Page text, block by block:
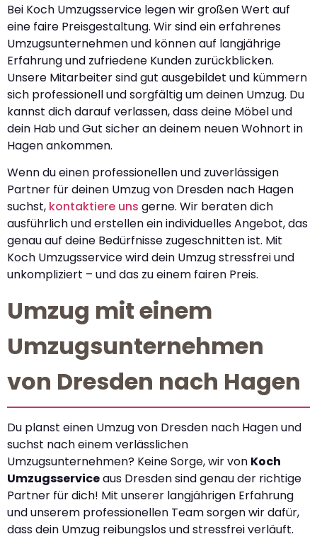
Bei Koch Umzugsservice legen wir großen Wert auf
eine faire Preisgestaltung. Wir sind ein erfahrenes
Umzugsunternehmen und können auf langjährige
Erfahrung und zufriedene Kunden zurückblicken.
Unsere Mitarbeiter sind gut ausgebildet und kümmern
sich professionell und sorgfältig um deinen Umzug. Du
kannst dich darauf verlassen, dass deine Möbel und
dein Hab und Gut sicher an deinem neuen Wohnort in
Hagen ankommen.
Wenn du einen professionellen und zuverlässigen
Partner für deinen Umzug von Dresden nach Hagen
suchst, kontaktiere uns gerne. Wir beraten dich
ausführlich und erstellen ein individuelles Angebot, das
genau auf deine Bedürfnisse zugeschnitten ist. Mit
Koch Umzugsservice wird dein Umzug stressfrei und
unkompliziert – und das zu einem fairen Preis.
Umzug mit einem
Umzugsunternehmen
von Dresden nach Hagen
Du planst einen Umzug von Dresden nach Hagen und
suchst nach einem verlässlichen
Umzugsunternehmen? Keine Sorge, wir von Koch
Umzugsserviceaus Dresden sind genau der richtige
Partner für dich! Mit unserer langjährigen Erfahrung
und unserem professionellen Team sorgen wir dafür,
dass dein Umzug reibungslos und stressfrei verläuft.